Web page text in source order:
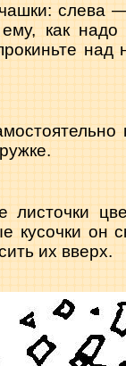
слева
как
листочки
кусочки он
их вверх.